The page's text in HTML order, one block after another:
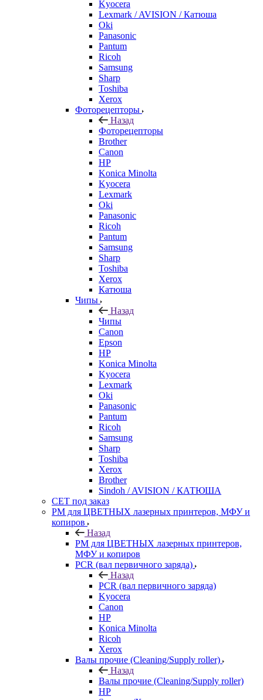
Kyocera
Lexmark / AVISION / Катюша
Oki
Panasonic
Pantum
Ricoh
Samsung
Sharp
Toshiba
Xerox
Фоторецепторы
Назад
Фоторецепторы
Brother
Canon
HP
Konica Minolta
Kyocera
Lexmark
Oki
Panasonic
Ricoh
Pantum
Samsung
Sharp
Toshiba
Xerox
Катюша
Чипы
Назад
Чипы
Canon
Epson
HP
Konica Minolta
Kyocera
Lexmark
Oki
Panasonic
Pantum
Ricoh
Samsung
Sharp
Toshiba
Xerox
Brother
Sindoh / AVISION / КАТЮША
CET под заказ
РМ для ЦВЕТНЫХ лазерных принтеров, МФУ и
копиров
Назад
РМ для ЦВЕТНЫХ лазерных принтеров,
МФУ и копиров
PCR (вал первичного заряда)
Назад
PCR (вал первичного заряда)
Kyocera
Canon
HP
Konica Minolta
Ricoh
Xerox
Валы прочие (Cleaning/Supply roller)
Назад
Валы прочие (Cleaning/Supply roller)
HP